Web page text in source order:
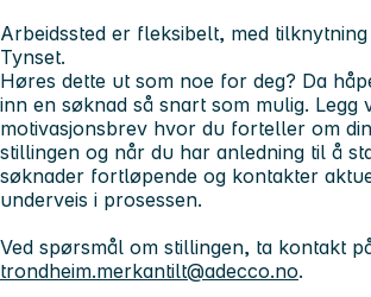
Arbeidssted er fleksibelt, med
Tynset.
Høres dette ut som noe for deg? Da
inn en søknad så snart som mulig. Legg
motivasjonsbrev hvor du forteller om
stillingen og når du har anledning til å
søknader fortløpende og kontakter
underveis i prosessen.
Ved spørsmål om stillingen, ta kontakt
trondheim.merkantilt@adecco.no.